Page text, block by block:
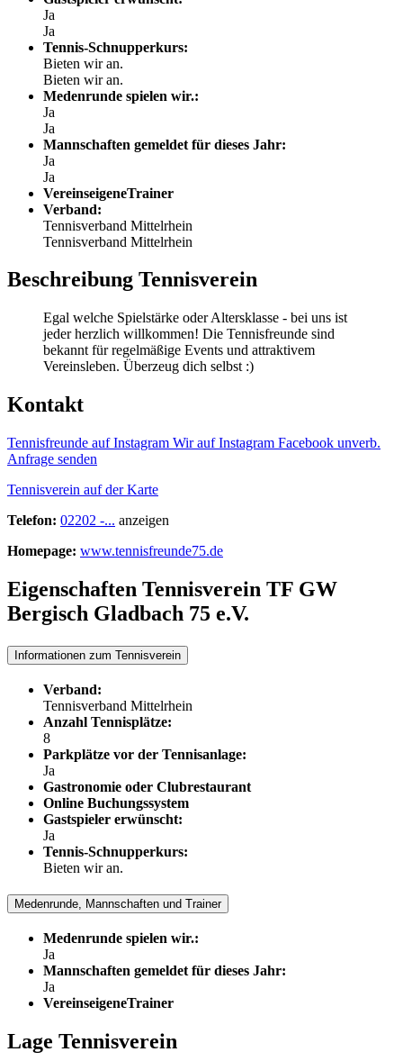
Ja
Ja
Tennis-Schnupperkurs:
Bieten wir an.
Bieten wir an.
Medenrunde spielen wir.:
Ja
Ja
Mannschaften gemeldet für dieses Jahr:
Ja
Ja
VereinseigeneTrainer
Verband:
Tennisverband Mittelrhein
Tennisverband Mittelrhein
Beschreibung Tennisverein
Egal welche Spielstärke oder Altersklasse - bei uns ist
jeder herzlich willkommen! Die Tennisfreunde sind
bekannt für regelmäßige Events und attraktivem
Vereinsleben. Überzeug dich selbst :)
Kontakt
Tennisfreunde auf Instagram Wir auf Instagram Facebook unverb.
Anfrage senden
Tennisverein auf der Karte
Telefon: 02202 -... anzeigen
Homepage: www.tennisfreunde75.de
Eigenschaften Tennisverein TF GW
Bergisch Gladbach 75 e.V.
Informationen zum Tennisverein
Verband:
Tennisverband Mittelrhein
Anzahl Tennisplätze:
8
Parkplätze vor der Tennisanlage:
Ja
Gastronomie oder Clubrestaurant
Online Buchungssystem
Gastspieler erwünscht:
Ja
Tennis-Schnupperkurs:
Bieten wir an.
Medenrunde, Mannschaften und Trainer
Medenrunde spielen wir.:
Ja
Mannschaften gemeldet für dieses Jahr:
Ja
VereinseigeneTrainer
Lage Tennisverein